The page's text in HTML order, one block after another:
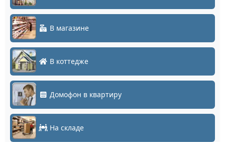
В магазине
В коттедже
Домофон в квартиру
На складе